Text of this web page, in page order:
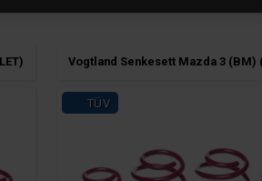
Vogtland Senkesett Mazda 3 (BM)
TÜV